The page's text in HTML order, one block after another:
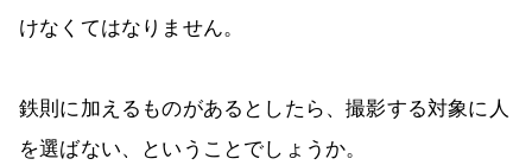
けなくてはなりません。
鉄則に加えるものがあるとしたら、撮影する対象に人
を選ばない、ということでしょうか。